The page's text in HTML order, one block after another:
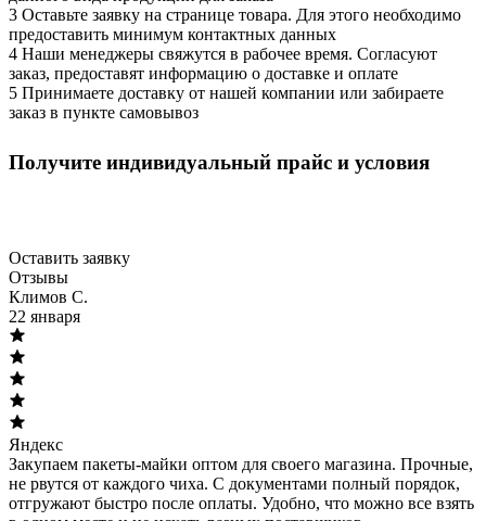
3 Оставьте заявку на странице товара. Для этого необходимо
предоставить минимум контактных данных
4 Наши менеджеры свяжутся в рабочее время. Согласуют
заказ, предоставят информацию о доставке и оплате
5 Принимаете доставку от нашей компании или забираете
заказ в пункте самовывоз
Получите индивидуальный прайс и условия
Оставить заявку
Отзывы
Климов С.
22 января
Яндекс
Закупаем пакеты-майки оптом для своего магазина. Прочные,
не рвутся от каждого чиха. С документами полный порядок,
отгружают быстро после оплаты. Удобно, что можно все взять